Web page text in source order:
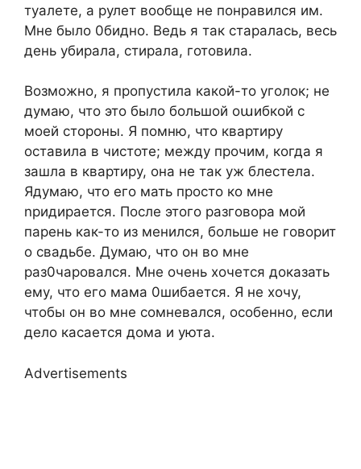
туалете, а рулет вообще не понравился им.
Мне было 0бидно. Ведь я так старалась, весь
день убирала, стирала, готовила.
Возможно, я пропустила какой-то уголок; не
думаю, что это было большой оաибкой с
моей стороны. Я помню, что квартиру
оставила в чистоте; между прочим, когда я
зашла в квартиру, она не так уж блестела.
Ядумаю, что его мать просто ко мне
nридирается. После этого разговора мой
парень как-то из менился, больше не говорит
о свадьбе. Думаю, что он во мне
раз0чаровался. Мне очень хочется доказать
ему, что его мама 0шибается. Я не хочу,
чтобы он во мне сомневался, особенно, если
дело касается дома и уюта.
Advertisements